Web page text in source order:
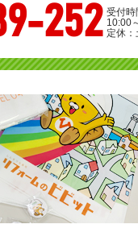
252 受付時
10:00
定休：